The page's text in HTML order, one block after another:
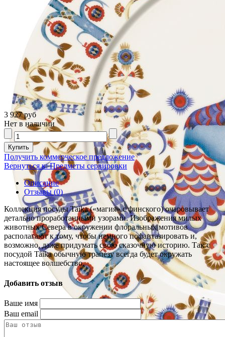
3 927 руб
Нет в наличии
Получить коммерческое предложение
Вернуться к: Предметы сервировки
Описание
Отзывы (0)
Коллекция посуды Taika («магия» с финского) очаровывает
детально проработанными узорами. Изображения милых
животных Севера в окружении флоральных мотивов
располагают к тому, чтобы немного пофантазировать и,
возможно, даже придумать свою сказочную историю. Так с
посудой Taika обычную трапезу всегда будет окружать
настоящее волшебство.
Добавить отзыв
Ваше имя
Ваш email